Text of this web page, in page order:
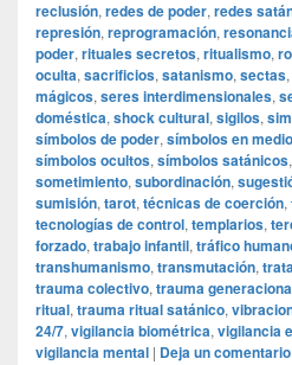
reclusión, redes de poder, redes
represión, reprogramación,
poder, rituales secretos, ritualismo,
oculta, sacrificios, satanismo, sectas,
mágicos, seres interdimensionales,
doméstica, shock cultural, sigilos,
símbolos de poder, símbolos en
símbolos ocultos, símbolos satánicos,
sometimiento, subordinación,
sumisión, tarot, técnicas de coerción,
tecnologías de control, templarios,
forzado, trabajo infantil, tráfico
transhumanismo, transmutación,
trauma colectivo, trauma
ritual, trauma ritual satánico,
24/7, vigilancia biométrica, vigilancia
vigilancia mental | Deja un comentario